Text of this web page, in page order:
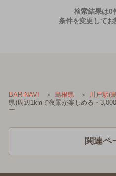
検索結果は0
条件を変更してお
BAR-NAVI 島根県 川戸駅(
県)周辺1kmで夜景が楽しめる・
ー
関連ペ